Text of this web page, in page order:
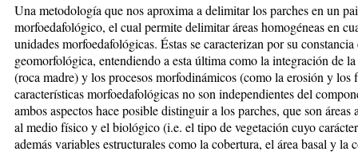
Una metodología que nos aproxima a delimitar los parches en un
morfoedafológico, el cual permite delimitar áreas homogéneas en
unidades morfoedafológicas. Éstas se caracterizan por su
geomorfológica, entendiendo a esta última como la integración de
(roca madre) y los procesos morfodinámicos (como la erosión y los
características morfoedafológicas no son independientes del
ambos aspectos hace posible distinguir a los parches, que son
al medio físico y el biológico (i.e. el tipo de vegetación cuyo
además variables estructurales como la cobertura, el área basal y la